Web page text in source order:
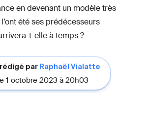
en devenant un modèle très
été ses prédécesseurs
t-elle à temps ?
par Raphaël Vialatte
1 octobre 2023 à 20h03